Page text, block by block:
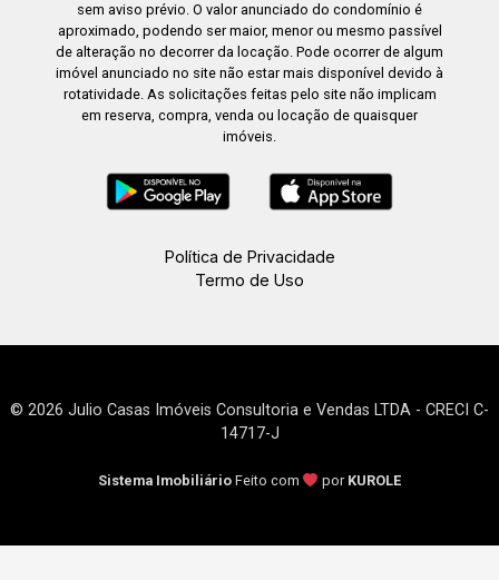
sem aviso prévio. O valor anunciado do condomínio é
aproximado, podendo ser maior, menor ou mesmo passível
de alteração no decorrer da locação. Pode ocorrer de algum
imóvel anunciado no site não estar mais disponível devido à
rotatividade. As solicitações feitas pelo site não implicam
em reserva, compra, venda ou locação de quaisquer
imóveis.
Política de Privacidade
Termo de Uso
© 2026 Julio Casas Imóveis Consultoria e Vendas LTDA - CRECI C-
14717-J
Sistema Imobiliário Feito com por KUROLE